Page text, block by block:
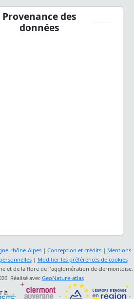
Provenance des
données
rhône-Alpes | Conception et crédits | Mentions
| Modifier les préférences de cookies
et de la flore de l'agglomération de clermontoise,
Réalisé avec GeoNature-atlas